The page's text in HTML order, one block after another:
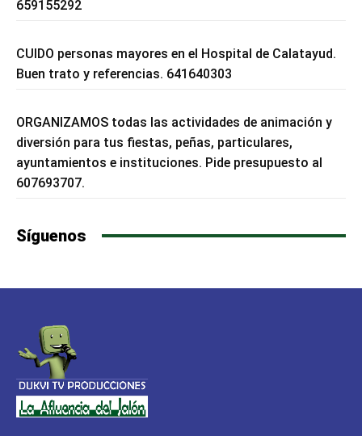
659155292
CUIDO personas mayores en el Hospital de Calatayud.
Buen trato y referencias. 641640303
ORGANIZAMOS todas las actividades de animación y
diversión para tus fiestas, peñas, particulares,
ayuntamientos e instituciones. Pide presupuesto al
607693707.
Síguenos